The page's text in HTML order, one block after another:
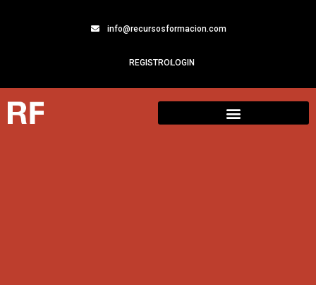
info@recursosformacion.com
REGISTROLOGIN